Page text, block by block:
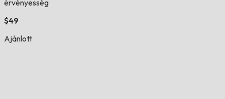
érvényesség
$49
Ajánlott